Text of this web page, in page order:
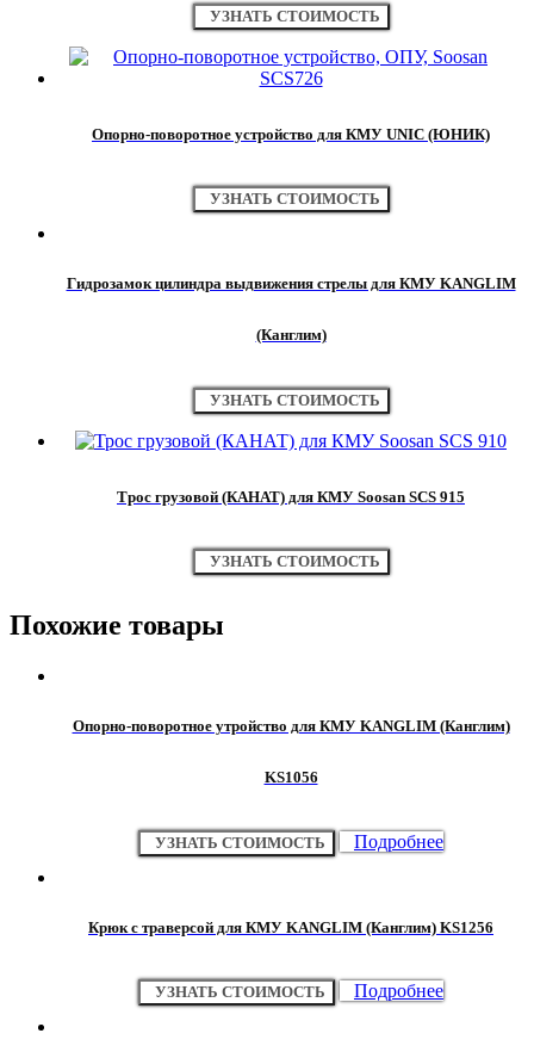
УЗНАТЬ СТОИМОСТЬ
Опорно-поворотное устройство для КМУ UNIC (ЮНИК)
УЗНАТЬ СТОИМОСТЬ
Гидрозамок цилиндра выдвижения стрелы для КМУ KANGLIM
(Канглим)
УЗНАТЬ СТОИМОСТЬ
Трос грузовой (КАНАТ) для КМУ Soosan SCS 915
УЗНАТЬ СТОИМОСТЬ
Похожие товары
Опорно-поворотное утройство для КМУ KANGLIM (Канглим)
KS1056
УЗНАТЬ СТОИМОСТЬ Подробнее
Крюк с траверсой для КМУ KANGLIM (Канглим) KS1256
УЗНАТЬ СТОИМОСТЬ Подробнее